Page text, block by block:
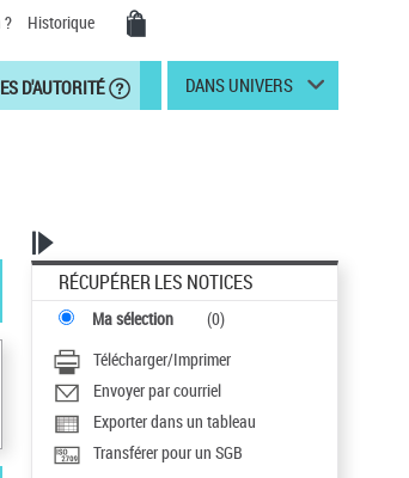
? Historique
D'AUTORITÉ DANS UNIVERS
RÉCUPÉRER LES NOTICES
Ma sélection (0)
Télécharger/Imprimer
Envoyer par courriel
Exporter dans un tableau
Transférer pour un SGB